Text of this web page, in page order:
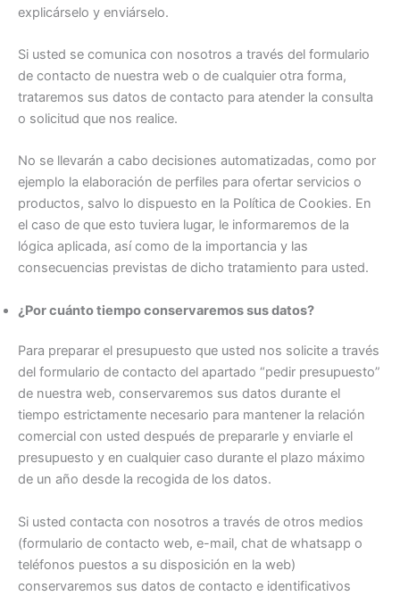
explicárselo y enviárselo.
Si usted se comunica con nosotros a través del formulario
de contacto de nuestra web o de cualquier otra forma,
trataremos sus datos de contacto para atender la consulta
o solicitud que nos realice.
No se llevarán a cabo decisiones automatizadas, como por
ejemplo la elaboración de perfiles para ofertar servicios o
productos, salvo lo dispuesto en la Política de Cookies. En
el caso de que esto tuviera lugar, le informaremos de la
lógica aplicada, así como de la importancia y las
consecuencias previstas de dicho tratamiento para usted.
¿Por cuánto tiempo conservaremos sus datos?
Para preparar el presupuesto que usted nos solicite a través
del formulario de contacto del apartado “pedir presupuesto”
de nuestra web, conservaremos sus datos durante el
tiempo estrictamente necesario para mantener la relación
comercial con usted después de prepararle y enviarle el
presupuesto y en cualquier caso durante el plazo máximo
de un año desde la recogida de los datos.
Si usted contacta con nosotros a través de otros medios
(formulario de contacto web, e-mail, chat de whatsapp o
teléfonos puestos a su disposición en la web)
conservaremos sus datos de contacto e identificativos